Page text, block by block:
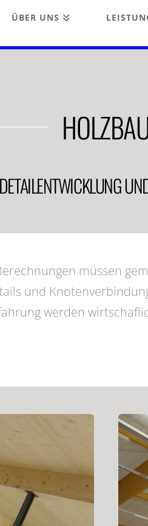
ÜBER UNS
müssen
und
werden